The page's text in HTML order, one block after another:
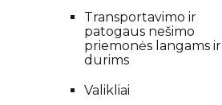
Transportavimo ir
patogaus nešimo
priemonės langams ir
durims
Valikliai